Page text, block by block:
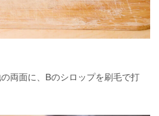
両面に、Bのシロップを刷毛で打